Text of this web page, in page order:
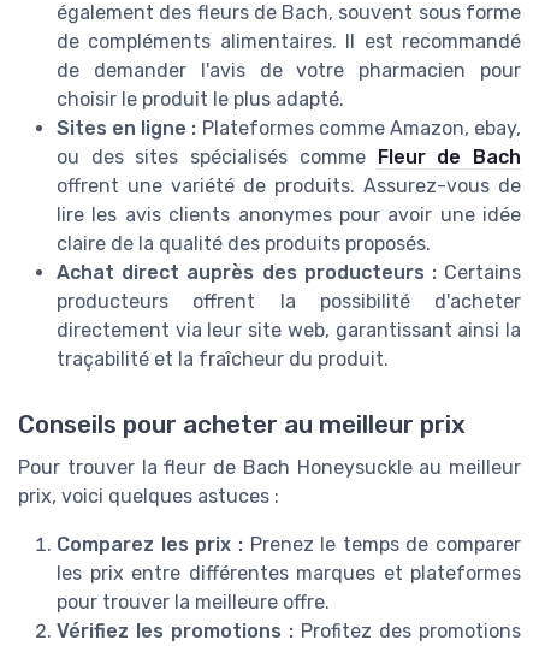
également des fleurs de Bach, souvent sous forme
de compléments alimentaires. Il est recommandé
de demander l'avis de votre pharmacien pour
choisir le produit le plus adapté.
Sites en ligne : Plateformes comme Amazon, ebay,
ou des sites spécialisés comme
Fleur de Bach
offrent une variété de produits. Assurez-vous de
lire les avis clients anonymes pour avoir une idée
claire de la qualité des produits proposés.
Achat direct auprès des producteurs :Certains
producteurs offrent la possibilité d'acheter
directement via leur site web, garantissant ainsi la
traçabilité et la fraîcheur du produit.
Conseils pour acheter au meilleur prix
Pour trouver la fleur de Bach Honeysuckle au meilleur
prix, voici quelques astuces :
Comparez les prix :Prenez le temps de comparer
les prix entre différentes marques et plateformes
pour trouver la meilleure offre.
Vérifiez les promotions : Profitez des promotions